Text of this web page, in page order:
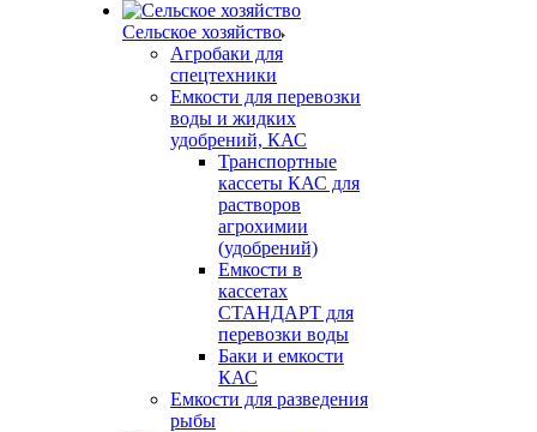
Сельское хозяйство
Агробаки для
спецтехники
Емкости для перевозки
воды и жидких
удобрений, КАС
Транспортные
кассеты КАС для
растворов
агрохимии
(удобрений)
Емкости в
кассетах
СТАНДАРТ для
перевозки воды
Баки и емкости
КАС
Емкости для разведения
рыбы